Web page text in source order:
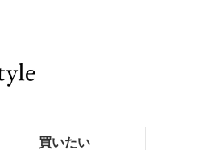
買いたい